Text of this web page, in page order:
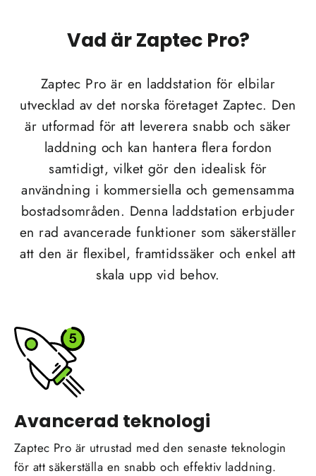
Vad är Zaptec Pro?
Zaptec Pro är en laddstation för elbilar
utvecklad av det norska företaget Zaptec. Den
är utformad för att leverera snabb och säker
laddning och kan hantera flera fordon
samtidigt, vilket gör den idealisk för
användning i kommersiella och gemensamma
bostadsområden. Denna laddstation erbjuder
en rad avancerade funktioner som säkerställer
att den är flexibel, framtidssäker och enkel att
skala upp vid behov.
Avancerad teknologi
Zaptec Pro är utrustad med den senaste teknologin
för att säkerställa en snabb och effektiv laddning.